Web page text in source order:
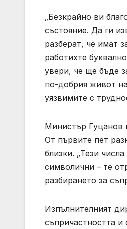
„Безкрайно ви
състояние. Да ги
разберат, че имат
работихте
увери, че ще бъде
по-добрия живот
уязвимите с
Министър Гуцанов
От първите пет
близки. „Тези
символични – те
разбирането за
Изпълнителният
съпричастността и